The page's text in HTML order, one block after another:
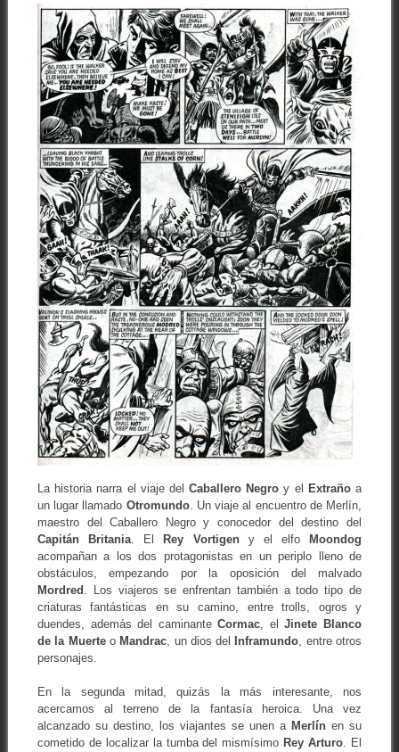
La historia narra el viaje delCaballero Negro y el Extrañoa
un lugar llamado Otromundo. Un viaje al encuentro de Merlín,
maestro del Caballero Negro y conocedor del destino del
Capitán Britania . ElRey Vortigeny el elfoMoondog
acompañan a los dos protagonistas en un periplo lleno de
obstáculos, empezando por la oposición del malvado
Mordred . Los viajeros se enfrentan también a todo tipo de
criaturas fantásticas en su camino, entre trolls, ogros y
duendes, además del caminanteCormac , elJinete Blanco
de la MuerteoMandrac , un dios delInframundo , entre otros
personajes.
En la segunda mitad, quizás la más interesante, nos
acercamos al terreno de la fantasía heroica. Una vez
alcanzado su destino, los viajantes se unen a Merlín en su
cometido de localizar la tumba del mismísimo Rey Arturo. El